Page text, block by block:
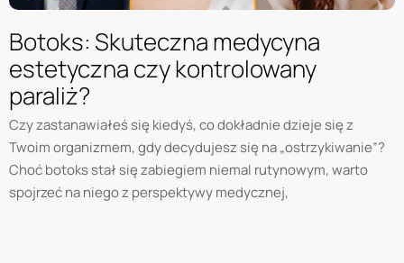
Botoks: Skuteczna medycyna
estetyczna czy kontrolowany
paraliż?
Czy zastanawiałeś się kiedyś, co dokładnie dzieje się z
Twoim organizmem, gdy decydujesz się na „ostrzykiwanie”?
Choć botoks stał się zabiegiem niemal rutynowym, warto
spojrzeć na niego z perspektywy medycznej,